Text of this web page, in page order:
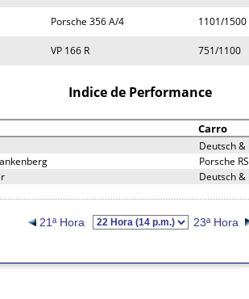
Porsche 356 A/4 1101/1500
VP 166 R 751/1100
Indice de Performance
Carro
Deutsch &
Porsche
Deutsch &
21ª Hora 23ª Hora